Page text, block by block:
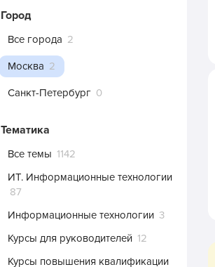
Город
Все города 2
Москва 2
Санкт-Петербург 0
Тематика
Все темы 1142
ИТ. Информационные технологии
87
Информационные технологии 3
Курсы для руководителей 12
Курсы повышения квалификации